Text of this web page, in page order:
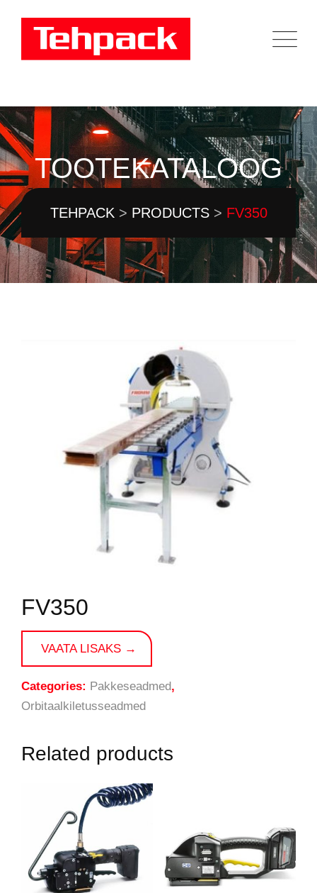
TOOTEKATALOOG
TEHPACK > PRODUCTS> FV350
FV350
VAATA LISAKS →
Categories: Pakkeseadmed,
Orbitaalkiletusseadmed
Related products